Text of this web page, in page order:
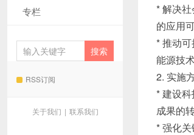
专栏
RSS订阅
关于我们 | 联系我们
* 解决
的应用
* 推动
能源技
2. 实施
* 建设
成果的
* 强化